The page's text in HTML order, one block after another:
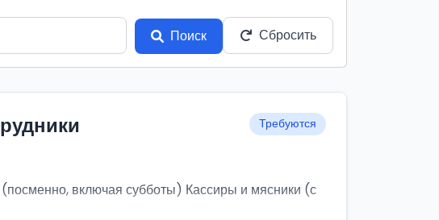
Поиск
Сбросить
Требуются
включая субботы) Кассиры и мясники (с